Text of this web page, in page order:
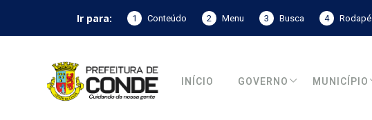
Ir para: 1 Conteúdo 2 Menu 3 Busca 4 Rodapé
INÍCIO GOVERNO MUNICÍPIO